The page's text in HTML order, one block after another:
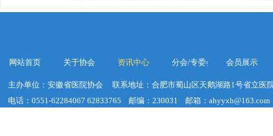
主办单位：安徽省医院协会
联系地址：合肥市蜀山区天鹅湖路1号省立医
电话：0551-62284067 62833765 邮编：230031
邮箱：ahyyxh@163.com
网站首页 关于协会 资讯中心 分会/专委会 会员展示